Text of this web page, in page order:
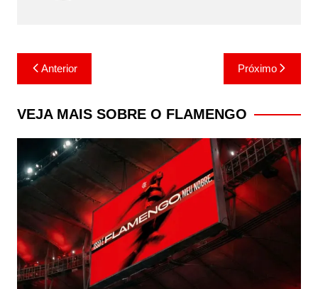
Navegação
de
Post
Anterior Próximo
VEJA MAIS SOBRE O FLAMENGO